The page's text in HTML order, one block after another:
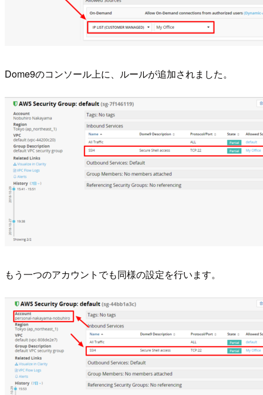
Dome9のコンソール上に、ルールが追加されました。
もう一つのアカウントでも同様の設定を行います。